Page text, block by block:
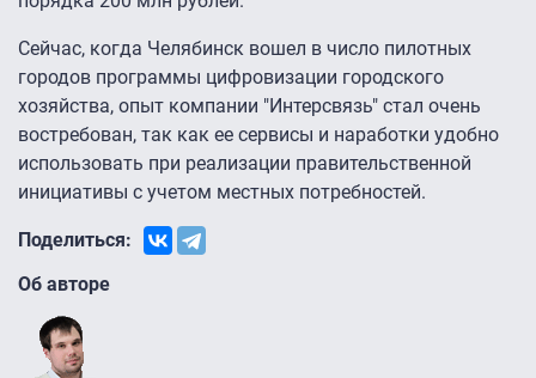
Сейчас, когда Челябинск вошел в число пилотных
городов программы цифровизации городского
хозяйства, опыт компании "Интерсвязь" стал очень
востребован, так как ее сервисы и наработки удобно
использовать при реализации правительственной
инициативы с учетом местных потребностей.
Поделиться:
Об авторе